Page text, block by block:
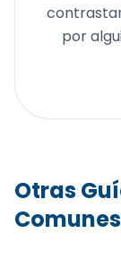
por
Otras
Comunes